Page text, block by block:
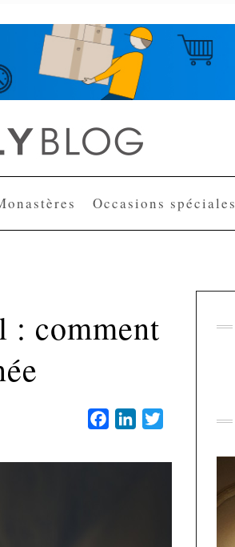
Occasions spéciales
: comment
FacebookLinkedIn